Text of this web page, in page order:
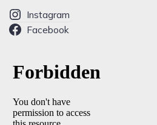
Instagram
Facebook